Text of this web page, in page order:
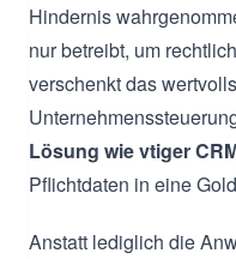
Hindernis
nur betreibt, um
verschenkt das
Lösung wie vtiger
Pflichtdaten in eine
Anstatt lediglich die